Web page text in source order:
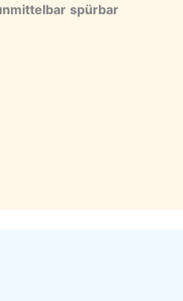
spürbar